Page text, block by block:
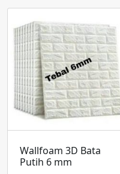
Wallfoam 3D Bata
Putih 6 mm